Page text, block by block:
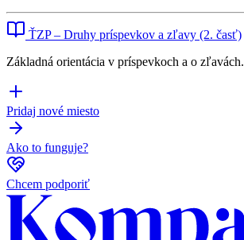
ŤZP – Druhy príspevkov a zľavy (2. časť)
Základná orientácia v príspevkoch a o zľavách.
Pridaj nové miesto
Ako to funguje?
Chcem podporiť